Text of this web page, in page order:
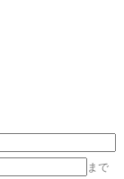
まで